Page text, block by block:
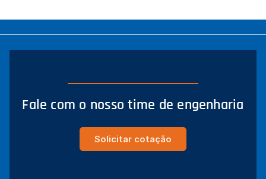
Fale com o nosso time de engenharia
Solicitar cotação